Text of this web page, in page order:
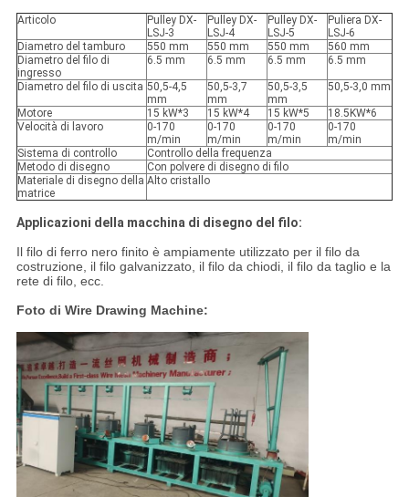
Articolo
Pulley DX-
LSJ-3
Pulley DX-
LSJ-4
Pulley DX-
LSJ-5
Puliera DX-
LSJ-6
Diametro del tamburo
550 mm 550 mm 550 mm
560 mm
Diametro del filo di
ingresso
6.5 mm 6.5 mm 6.5 mm 6.5 mm
Diametro del filo di uscita 50,5-4,5
mm
50,5-3,7
mm
50,5-3,5
mm
50,5-3,0 mm
Motore 15 kW*3 15 kW*4 15 kW*5
18.5KW*6
Velocità di lavoro
0-170
m/min
0-170
m/min
0-170
m/min
0-170
m/min
Sistema di controllo
Controllo della frequenza
Metodo di disegno
Con polvere di disegno di filo
Materiale di disegno della
matrice
Alto cristallo
Applicazioni della macchina di disegno del filo:
Il filo di ferro nero finito è ampiamente utilizzato per il filo da
costruzione, il filo galvanizzato, il filo da chiodi, il filo da taglio e la
rete di filo, ecc.
Foto di Wire Drawing Machine: